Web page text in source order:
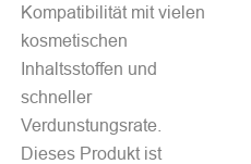
Kompatibilität mit vielen
kosmetischen
Inhaltsstoffen und
schneller
Verdunstungsrate.
Dieses Produkt ist